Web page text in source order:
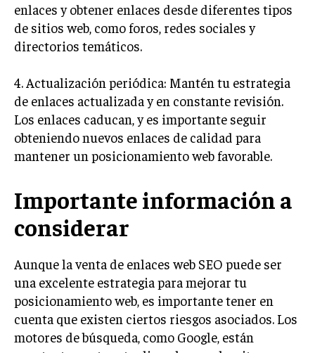
MÁS
PROYECTOS
GESTIÓN DE PROYECTOS
GESTIÓN DE OPERACIONES Y CADENA DE
SUMINISTRO
LOGÍSTICA EMPRESARIAL
CALIDAD Y MEJORA CONTINUA
TALENTO
COMPENSACIÓN Y BENEFICIOS
DESARROLLO DE PERSONAL
GESTIÓN DEL DESEMPEÑO
CULTURA Y CLIMA ORGANIZACIONAL
enlaces y obtener enlaces desde diferentes tipos
de sitios web, como foros, redes sociales y
directorios temáticos.
4. Actualización periódica: Mantén tu estrategia
de enlaces actualizada y en constante revisión.
Los enlaces caducan, y es importante seguir
obteniendo nuevos enlaces de calidad para
mantener un posicionamiento web favorable.
Importante información a
considerar
Aunque la venta de enlaces web SEO puede ser
una excelente estrategia para mejorar tu
posicionamiento web, es importante tener en
cuenta que existen ciertos riesgos asociados. Los
motores de búsqueda, como Google, están